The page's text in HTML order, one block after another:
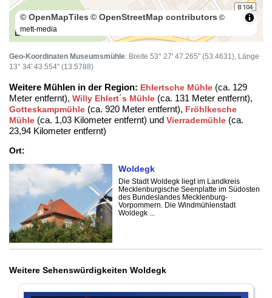
100 m
© OpenMapTiles © OpenStreetMap contributors ©
mett-media
Geo-Koordinaten Museumsmühle: Breite 53° 27' 47.265" (53.4631), Länge
13° 34' 43.554" (13.5788)
Weitere Mühlen in der Region: Ehlertsche Mühle (ca. 129
Meter entfernt), Willy Ehlert´s Mühle (ca. 131 Meter entfernt),
Gotteskampmühle (ca. 920 Meter entfernt), Fröhlkesche
Mühle (ca. 1,03 Kilometer entfernt) und Vierrademühle (ca.
23,94 Kilometer entfernt)
Ort:
Woldegk
Die Stadt Woldegk liegt im Landkreis
Mecklenburgische Seenplatte im Südosten
des Bundeslandes Mecklenburg-
Vorpommern. Die Windmühlenstadt
Woldegk ...
Weitere Sehenswürdigkeiten Woldegk